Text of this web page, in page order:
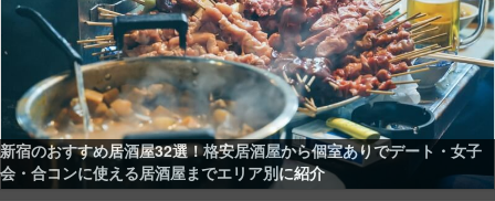
新宿のおすすめ居酒屋32選！格安居酒屋から個室ありでデート・女子
会・合コンに使える居酒屋までエリア別に紹介